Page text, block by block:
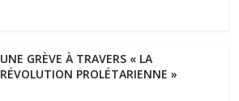
UNE GRÈVE À TRAVERS « LA
RÉVOLUTION PROLÉTARIENNE »